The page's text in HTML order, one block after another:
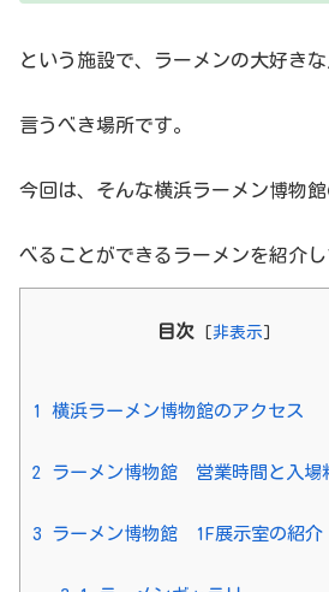
という施設で、ラーメンの大好き
言うべき場所です。
今回は、そんな横浜ラーメン博物
べることができるラーメンを紹介し
目次 [非表示]
1 横浜ラーメン博物館のアクセス
2 ラーメン博物館 営業時間と入場
3 ラーメン博物館 1F展示室の紹介